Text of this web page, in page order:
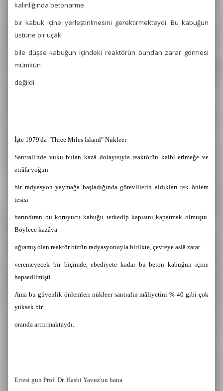
kalınlığında betonarme
bir kabuk içine yerleştirilmesini gerektirmekteydi. Bu kabuğun
üstüne bir uçak
bile düşse kabuğun içindeki reaktörün bundan zarar görmesi
mümkün
değildi.
İşte 1979'da "Three Miles Island" Nükleer
Santrali'nde vuku bulan kazâ dolayısıyla reaktörün kalbi erimeğe ve
etrâfa yoğun
bir radyasyon yaymağa başladığında görevlilerin aldıkları tek önlem
tesisi
barındıran bu koruyucu kabuğu terkedip kapısını kapatmak olmuştu.
Böylece kazâya
uğramış olan reaktör bütün radyasyonuyla birlikte, çevreye aslā zarar
veremeyecek bir biçimde, ebediyete kadar bu beton kabuğun içine
hapsedilmişti.
Ama bu güvenlik önlemleri nükleer santralin mâliyetini % 40 gibi çok
yüksek bir
oranda arttırmaktaydı.
Ertesi gün Prof. Dr. Hasbi Yavuz'un bana